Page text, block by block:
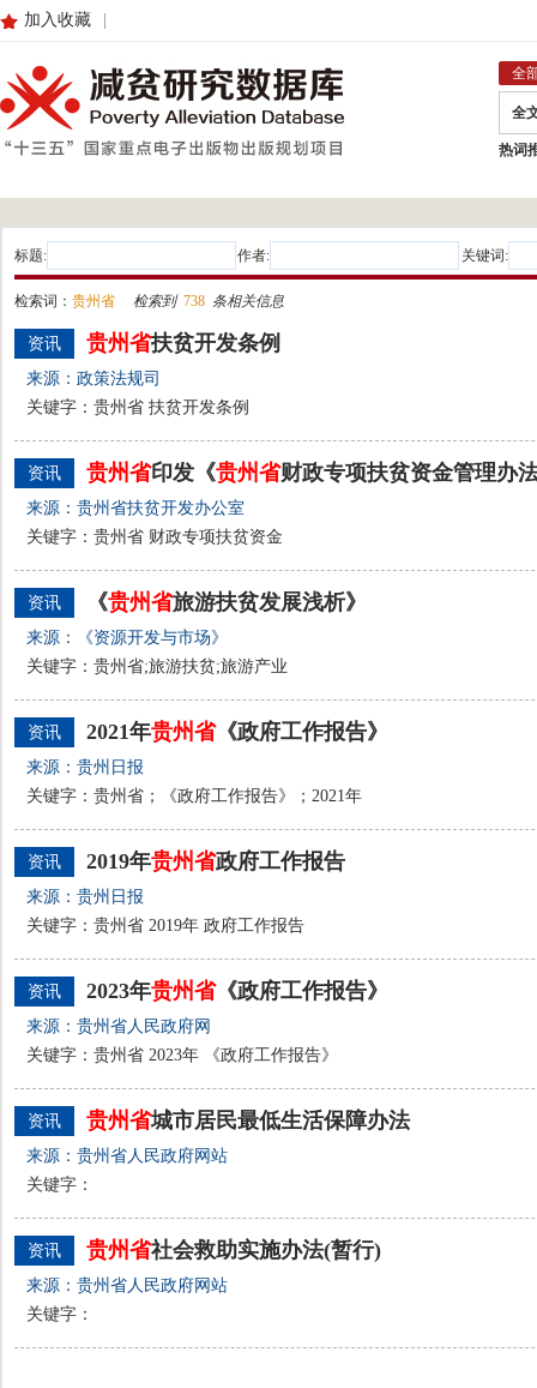
加入收藏
全
全
热词
标题: 作者: 关键词:
检索词： 贵州省 检索到 738 条相关信息
资讯 贵州省扶贫开发条例
来源：政策法规司
关键字：贵州省 扶贫开发条例
资讯 贵州省印发《贵州省财政专项扶贫资金管理办
来源：贵州省扶贫开发办公室
关键字：贵州省 财政专项扶贫资金
资讯 《贵州省旅游扶贫发展浅析》
来源：《资源开发与市场》
关键字：贵州省;旅游扶贫;旅游产业
资讯 2021年贵州省《政府工作报告》
来源：贵州日报
关键字：贵州省；《政府工作报告》；2021年
资讯 2019年贵州省政府工作报告
来源：贵州日报
关键字：贵州省 2019年 政府工作报告
资讯 2023年贵州省《政府工作报告》
来源：贵州省人民政府网
关键字：贵州省 2023年 《政府工作报告》
资讯 贵州省城市居民最低生活保障办法
来源：贵州省人民政府网站
关键字：
资讯 贵州省社会救助实施办法(暂行)
来源：贵州省人民政府网站
关键字：